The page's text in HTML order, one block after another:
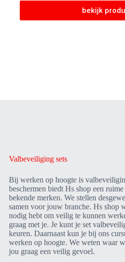
bekijk
Valbeveiliging sets
Bij werken op hoogte is
beschermen biedt Hs shop een
bekende merken. We stellen
samen voor jouw branche. Hs shop
nodig hebt om veilig te kunnen
graag met je. Je kunt je set
keuren. Daarnaast kun je bij ons
werken op hoogte. We weten waar
jou graag een veilig gevoel.